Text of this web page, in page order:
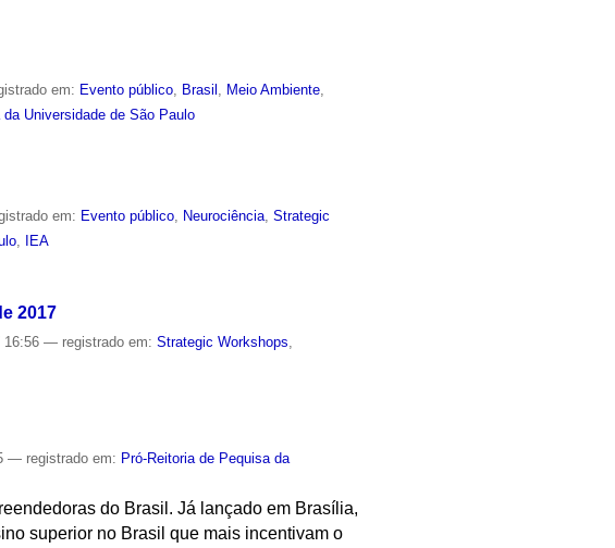
em: Evento público, Brasil , Meio Ambiente,
Universidade de São Paulo
em: Evento público Neurociência ,Strategic
IEA
2017
16:56— registrado em:Strategic Workshops
— registrado em: Pró-Reitoria de Pequisa da
do Brasil. Já lançado em Brasília,
superior no Brasil que mais incentivam o